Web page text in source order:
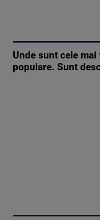
Unde sunt cele
populare. Sunt